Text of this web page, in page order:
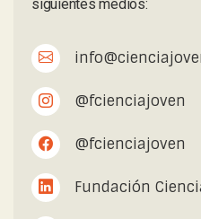
siguientes medios:
@fcienciajoven
@fcienciajoven
Fundación